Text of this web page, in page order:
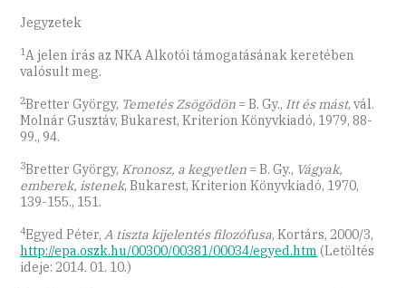
Jegyzetek
1A jelen írás az NKA Alkotói támogatásának keretében
valósult meg.
2Bretter György, Temetés Zsögödön = B. Gy., Itt és mást, vál.
Molnár Gusztáv, Bukarest, Kriterion Könyvkiadó, 1979, 88-
99., 94.
3Bretter György, Kronosz, a kegyetlen = B. Gy., Vágyak,
emberek, istenek, Bukarest, Kriterion Könyvkiadó, 1970,
139-155., 151.
4Egyed Péter,A tiszta kijelentés filozófusa, Kortárs, 2000/3,
http://epa.oszk.hu/00300/00381/00034/egyed.htm (Letöltés
ideje: 2014. 01. 10.)